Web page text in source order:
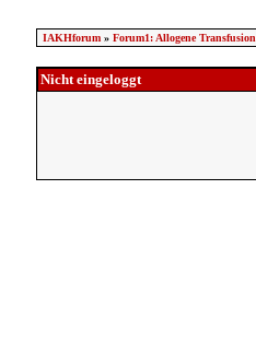
IAKHforum» Forum1: Allogene Transfusion
Nicht eingeloggt